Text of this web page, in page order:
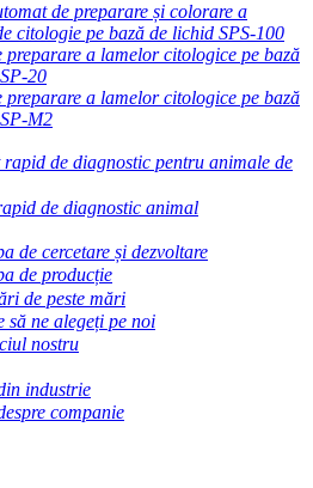
de preparare și colorare a
citologie pe bază de lichid SPS-100
preparare a lamelor citologice pe bază
20
preparare a lamelor citologice pe bază
M2
rapid de diagnostic pentru animale de
de diagnostic animal
de cercetare și dezvoltare
de producție
de peste mări
să ne alegeți pe noi
nostru
industrie
companie